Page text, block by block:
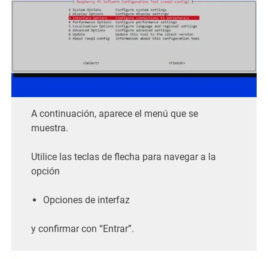
A continuación, aparece el menú que se
muestra.
Utilice las teclas de flecha para navegar a la
opción
Opciones de interfaz
y confirmar con “Entrar”.